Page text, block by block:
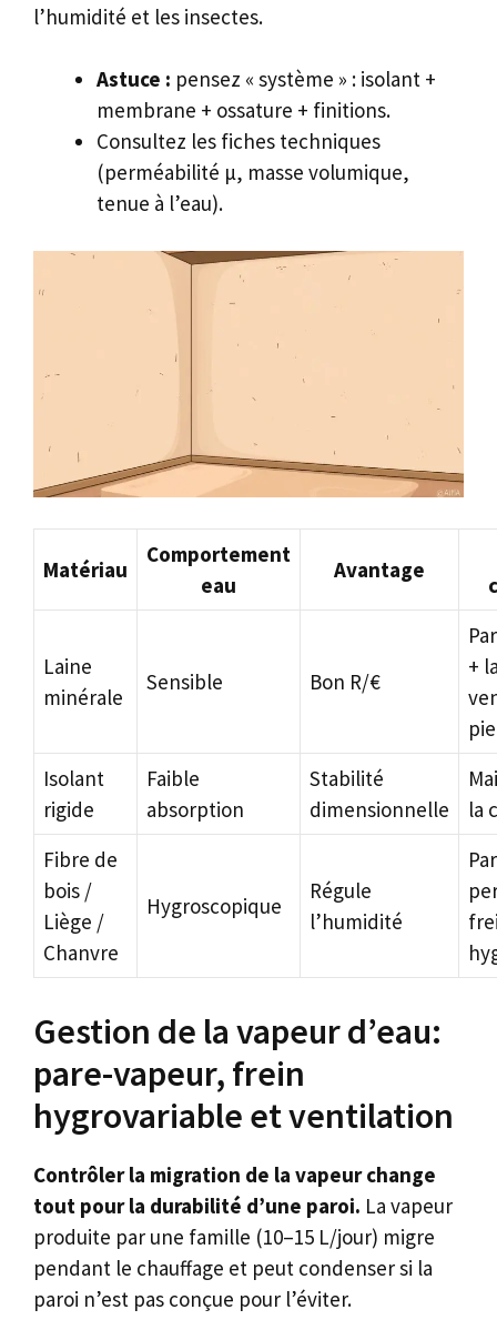
l’humidité et les insectes.
Astuce : pensez « système » : isolant +
membrane + ossature + finitions.
Consultez les fiches techniques
(perméabilité μ, masse volumique,
tenue à l’eau).
Matériau
Comportement
eau
Avantage
Laine
minérale
Sensible Bon R/€
+
Isolant
rigide
Faible
absorption
Stabilité
dimensionnelle
la
Fibre de
bois /
Liège /
Chanvre
Hygroscopique
Régule
l’humidité
Gestion de la vapeur d’eau:
pare-vapeur, frein
hygrovariable et ventilation
Contrôler la migration de la vapeur change
tout pour la durabilité d’une paroi. La vapeur
produite par une famille (10–15 L/jour) migre
pendant le chauffage et peut condenser si la
paroi n’est pas conçue pour l’éviter.